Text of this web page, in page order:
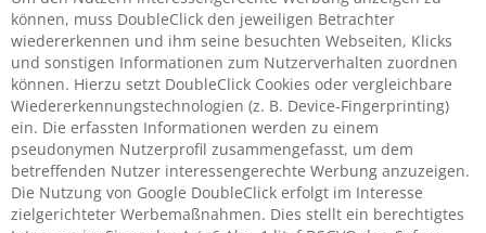
können, muss DoubleClick den jeweiligen Betrachter
wiedererkennen und ihm seine besuchten Webseiten, Klicks
und sonstigen Informationen zum Nutzerverhalten zuordnen
können. Hierzu setzt DoubleClick Cookies oder vergleichbare
Wiedererkennungstechnologien (z. B. Device-Fingerprinting)
ein. Die erfassten Informationen werden zu einem
pseudonymen Nutzerprofil zusammengefasst, um dem
betreffenden Nutzer interessengerechte Werbung anzuzeigen.
Die Nutzung von Google DoubleClick erfolgt im Interesse
zielgerichteter Werbemaßnahmen. Dies stellt ein berechtigtes